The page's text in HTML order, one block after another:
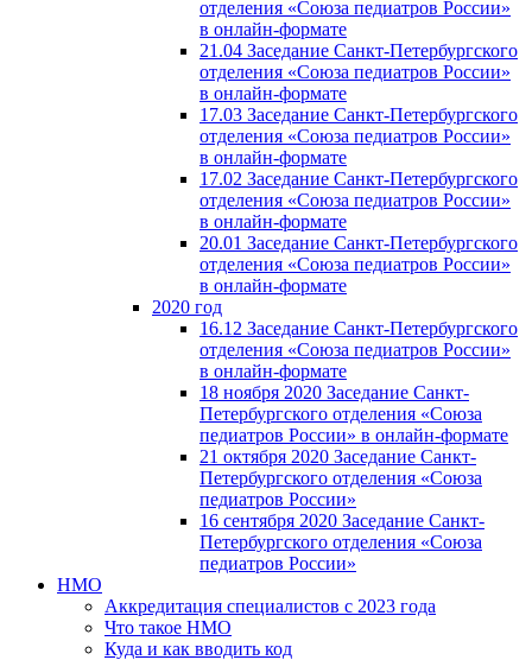
отделения «Союза педиатров России»
в онлайн-формате
21.04 Заседание Санкт-Петербургского
отделения «Союза педиатров России»
в онлайн-формате
17.03 Заседание Санкт-Петербургского
отделения «Союза педиатров России»
в онлайн-формате
17.02 Заседание Санкт-Петербургского
отделения «Союза педиатров России»
в онлайн-формате
20.01 Заседание Санкт-Петербургского
отделения «Союза педиатров России»
в онлайн-формате
2020 год
16.12 Заседание Санкт-Петербургского
отделения «Союза педиатров России»
в онлайн-формате
18 ноября 2020 Заседание Санкт-
Петербургского отделения «Союза
педиатров России» в онлайн-формате
21 октября 2020 Заседание Санкт-
Петербургского отделения «Союза
педиатров России»
16 сентября 2020 Заседание Санкт-
Петербургского отделения «Союза
педиатров России»
НМО
Аккредитация специалистов с 2023 года
Что такое НМО
Куда и как вводить код